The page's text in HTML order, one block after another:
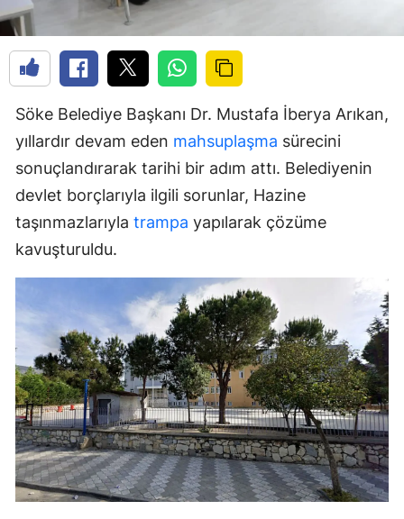
Söke Belediye Başkanı Dr. Mustafa İberya Arıkan,
yıllardır devam eden mahsuplaşma sürecini
sonuçlandırarak tarihi bir adım attı. Belediyenin
devlet borçlarıyla ilgili sorunlar, Hazine
taşınmazlarıyla trampa yapılarak çözüme
kavuşturuldu.